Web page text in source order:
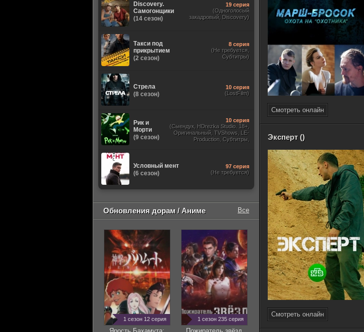
Смотреть онлайн
Эксперт ()
Смотреть онлайн
Discovery.
Самогонщики
(14 сезон)
19 серия
(Одноголосый
закадровый, Discovery)
Такси под
прикрытием
(2 сезон)
8 серия
(Не требуется,
Субтитры)
Стрела
(8 сезон)
10 серия
(LostFilm)
Рик и
Морти
(9 сезон)
10 серия
(Сыендук, HDrezka Studio. 18+,
Оригинальный, TVShows, LE-
Production, Субтитры,
Условный мент
(6 сезон)
97 серия
(Не требуется)
Обновления дорам / Аниме Все
1 сезон 12 серия 1 сезон 235 серия